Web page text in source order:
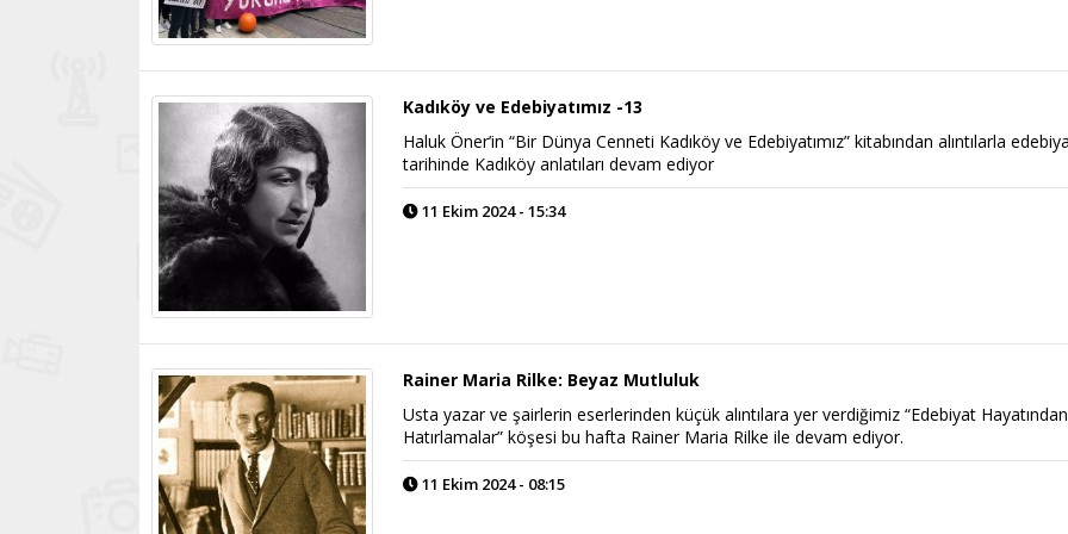
Kadıköy ve Edebiyatımız -13
Haluk Öner’in “Bir Dünya Cenneti Kadıköy ve Edebiyatımız” kitabından alıntılarla
tarihinde Kadıköy anlatıları devam ediyor
11 Ekim 2024 - 15:34
Rainer Maria Rilke: Beyaz Mutluluk
Usta yazar ve şairlerin eserlerinden küçük alıntılara yer verdiğimiz “Edebiyat Hayatından
Hatırlamalar” köşesi bu hafta Rainer Maria Rilke ile devam ediyor.
11 Ekim 2024 - 08:15